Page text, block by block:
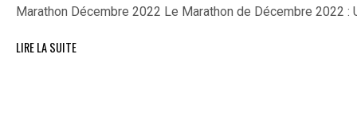
Marathon Décembre 2022 Le Marathon de Décembre 2022
LIRE LA SUITE